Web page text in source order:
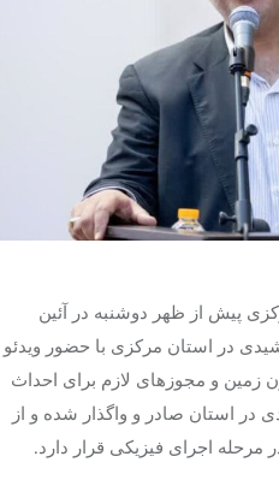
پیش از ظهر دوشنبه در آئین
در استان مرکزی با حضور ویدئو
زمین و مجوزهای لازم برای احداث
در استان صادر و واگذار شده و از